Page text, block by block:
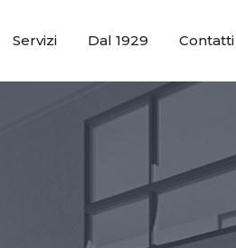
Servizi Dal 1929 Contatti